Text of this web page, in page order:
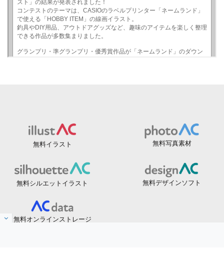
無料イラスト 無料写真素材
無料シルエットイラスト 無料デザインソフト
無料オンラインストレージ